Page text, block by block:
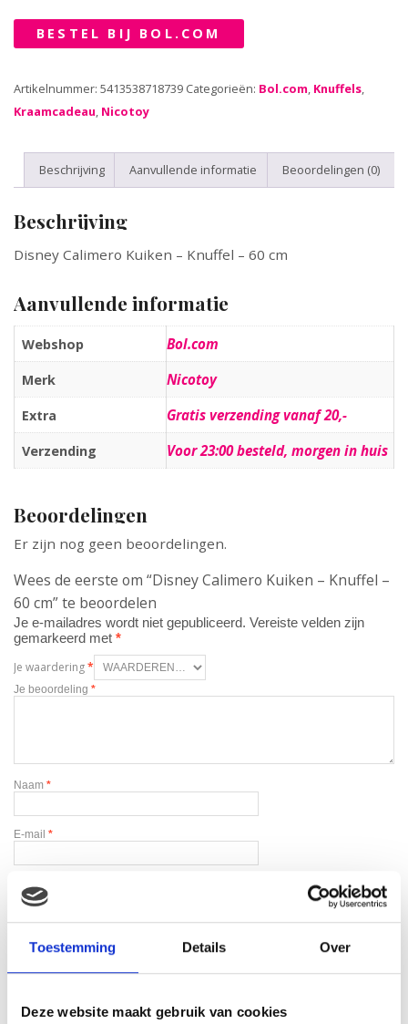
Toestemming Details Over
Deze website maakt gebruik van cookies
BESTEL BIJ BOL.COM
Artikelnummer: 5413538718739 Categorieën: Bol.com, Knuffels,
Kraamcadeau, Nicotoy
Beschrijving Aanvullende informatie Beoordelingen (0)
Beschrijving
Disney Calimero Kuiken – Knuffel – 60 cm
Aanvullende informatie
Webshop Bol.com
Merk Nicotoy
Extra Gratis verzending vanaf 20,-
Verzending Voor 23:00 besteld, morgen in huis
Beoordelingen
Er zijn nog geen beoordelingen.
Wees de eerste om “Disney Calimero Kuiken – Knuffel –
60 cm” te beoordelen
Je e-mailadres wordt niet gepubliceerd. Vereiste velden zijn
gemarkeerd met *
Je waardering*
Je beoordeling *
Naam *
E-mail *